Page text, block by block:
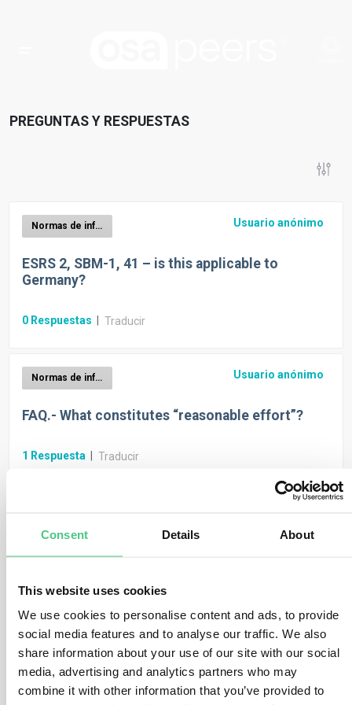
Consent Details About
This website uses cookies
We use cookies to personalise content and ads, to provide
social media features and to analyse our traffic. We also
share information about your use of our site with our social
media, advertising and analytics partners who may
combine it with other information that you’ve provided to
PREGUNTAS Y RESPUESTAS
Normas de información y requisitos de divulgación de la DSFC Usuario anónimo
ESRS 2, SBM-1, 41 – is this applicable to
Germany?
0 Respuestas Traducir
Normas de información y requisitos de divulgación de la DSFC Usuario anónimo
FAQ.- What constitutes “reasonable effort”?
1 Respuesta Traducir
1Respuesta|Traducir
Normas de información y
requisitos de divulgación de la
DSFC